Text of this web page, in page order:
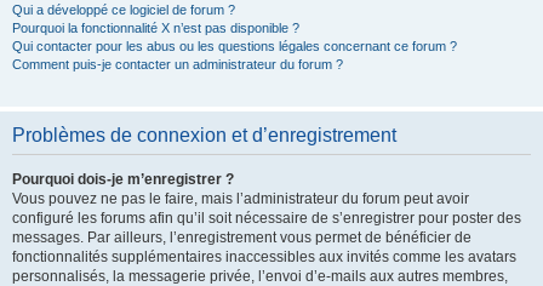
Qui a développé ce logiciel de forum ?
Pourquoi la fonctionnalité X n’est pas disponible ?
Qui contacter pour les abus ou les questions légales concernant ce forum ?
Comment puis-je contacter un administrateur du forum ?
Problèmes de connexion et d’enregistrement
Pourquoi dois-je m’enregistrer ?
Vous pouvez ne pas le faire, mais l’administrateur du forum peut avoir
configuré les forums afin qu’il soit nécessaire de s’enregistrer pour poster des
messages. Par ailleurs, l’enregistrement vous permet de bénéficier de
fonctionnalités supplémentaires inaccessibles aux invités comme les avatars
personnalisés, la messagerie privée, l’envoi d’e-mails aux autres membres,